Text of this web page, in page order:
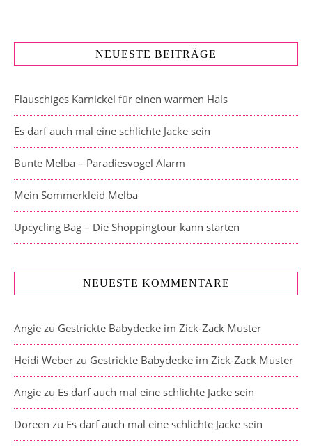
NEUESTE BEITRÄGE
Flauschiges Karnickel für einen warmen Hals
Es darf auch mal eine schlichte Jacke sein
Bunte Melba – Paradiesvogel Alarm
Mein Sommerkleid Melba
Upcycling Bag – Die Shoppingtour kann starten
NEUESTE KOMMENTARE
Angie zu Gestrickte Babydecke im Zick-Zack Muster
Heidi Weber zu Gestrickte Babydecke im Zick-Zack Muster
Angie zu Es darf auch mal eine schlichte Jacke sein
Doreen zu Es darf auch mal eine schlichte Jacke sein